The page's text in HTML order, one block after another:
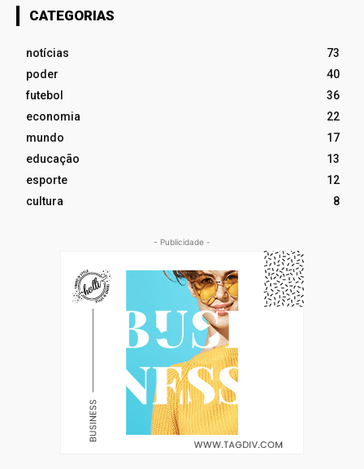
CATEGORIAS
notícias
73
poder
40
futebol
36
economia
22
mundo
17
educação
13
esporte
12
cultura
8
- Publicidade -